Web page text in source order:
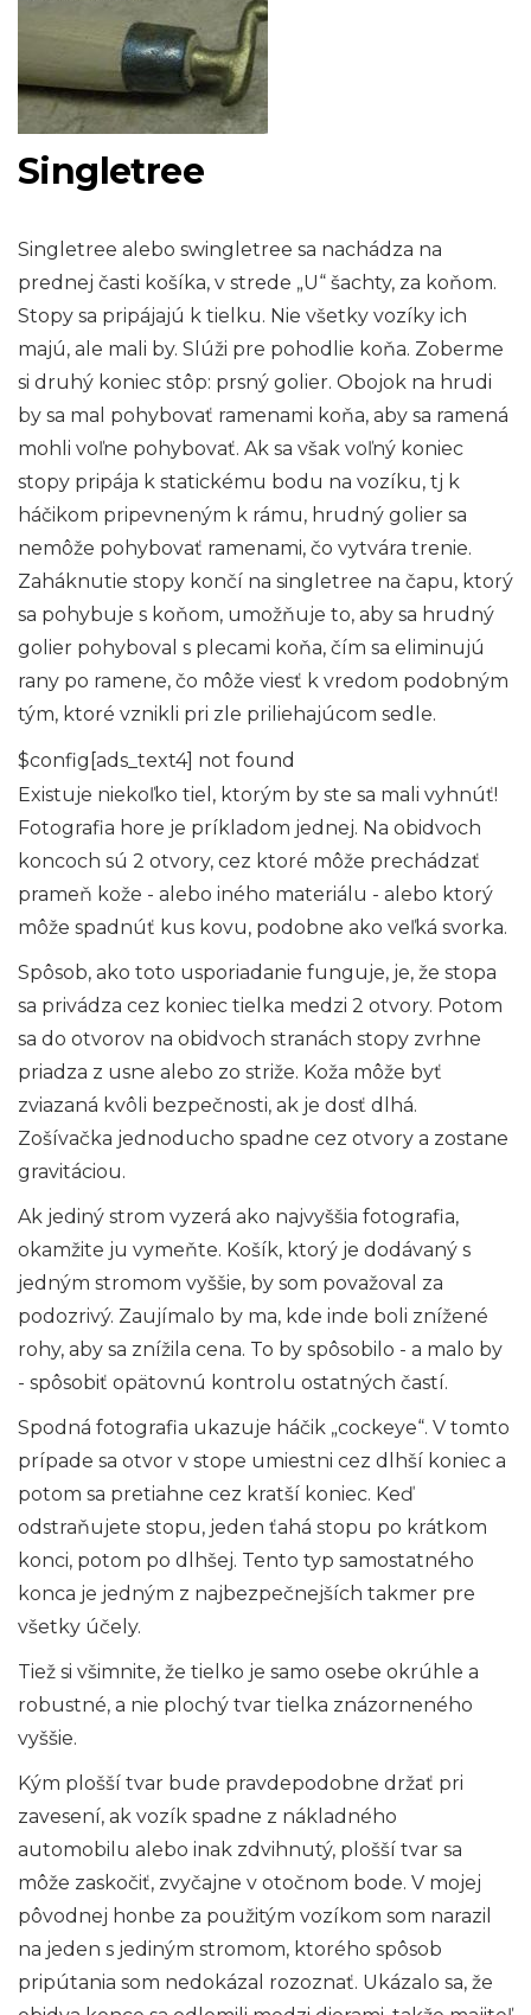
Singletree
Singletree alebo swingletree sa nachádza na
prednej časti košíka, v strede „U“ šachty, za koňom.
Stopy sa pripájajú k tielku. Nie všetky vozíky ich
majú, ale mali by. Slúži pre pohodlie koňa. Zoberme
si druhý koniec stôp: prsný golier. Obojok na hrudi
by sa mal pohybovať ramenami koňa, aby sa ramená
mohli voľne pohybovať. Ak sa však voľný koniec
stopy pripája k statickému bodu na vozíku, tj k
háčikom pripevneným k rámu, hrudný golier sa
nemôže pohybovať ramenami, čo vytvára trenie.
Zaháknutie stopy končí na singletree na čapu, ktorý
sa pohybuje s koňom, umožňuje to, aby sa hrudný
golier pohyboval s plecami koňa, čím sa eliminujú
rany po ramene, čo môže viesť k vredom podobným
tým, ktoré vznikli pri zle priliehajúcom sedle.
$config[ads_text4] not found
Existuje niekoľko tiel, ktorým by ste sa mali vyhnúť!
Fotografia hore je príkladom jednej. Na obidvoch
koncoch sú 2 otvory, cez ktoré môže prechádzať
prameň kože - alebo iného materiálu - alebo ktorý
môže spadnúť kus kovu, podobne ako veľká svorka.
Spôsob, ako toto usporiadanie funguje, je, že stopa
sa privádza cez koniec tielka medzi 2 otvory. Potom
sa do otvorov na obidvoch stranách stopy zvrhne
priadza z usne alebo zo striže. Koža môže byť
zviazaná kvôli bezpečnosti, ak je dosť dlhá.
Zošívačka jednoducho spadne cez otvory a zostane
gravitáciou.
Ak jediný strom vyzerá ako najvyššia fotografia,
okamžite ju vymeňte. Košík, ktorý je dodávaný s
jedným stromom vyššie, by som považoval za
podozrivý. Zaujímalo by ma, kde inde boli znížené
rohy, aby sa znížila cena. To by spôsobilo - a malo by
- spôsobiť opätovnú kontrolu ostatných častí.
Spodná fotografia ukazuje háčik „cockeye“. V tomto
prípade sa otvor v stope umiestni cez dlhší koniec a
potom sa pretiahne cez kratší koniec. Keď
odstraňujete stopu, jeden ťahá stopu po krátkom
konci, potom po dlhšej. Tento typ samostatného
konca je jedným z najbezpečnejších takmer pre
všetky účely.
Tiež si všimnite, že tielko je samo osebe okrúhle a
robustné, a nie plochý tvar tielka znázorneného
vyššie.
Kým plošší tvar bude pravdepodobne držať pri
zavesení, ak vozík spadne z nákladného
automobilu alebo inak zdvihnutý, plošší tvar sa
môže zaskočiť, zvyčajne v otočnom bode. V mojej
pôvodnej honbe za použitým vozíkom som narazil
na jeden s jediným stromom, ktorého spôsob
pripútania som nedokázal rozoznať. Ukázalo sa, že